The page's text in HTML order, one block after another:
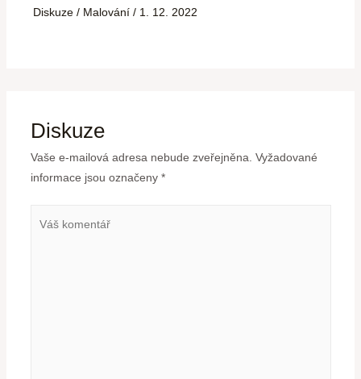
Diskuze / Malování / 1. 12. 2022
Diskuze
Vaše e-mailová adresa nebude zveřejněna. Vyžadované
informace jsou označeny *